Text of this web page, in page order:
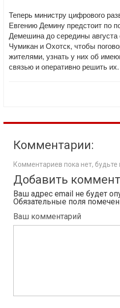
Теперь министру цифрового
Евгению Демину предстоит по
Демешина до середины августа
Чумикан и Охотск, чтобы
жителями, узнать у них об
связью и оперативно решить их.
Комментарии:
Комментариев пока нет, будьте
Добавить
Ваш адрес email не будет
Обязательные поля
Ваш комментарий